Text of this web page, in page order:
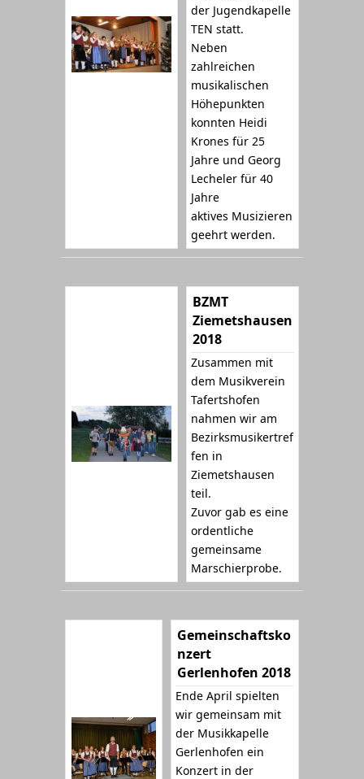
der Jugendkapelle
TEN statt.
Neben
zahlreichen
musikalischen
Höhepunkten
konnten Heidi
Krones für 25
Jahre und Georg
Lecheler für 40
Jahre
aktives Musizieren
geehrt werden.
BZMT
Ziemetshausen
2018
Zusammen mit
dem Musikverein
Tafertshofen
nahmen wir am
Bezirksmusikertref
fen in
Ziemetshausen
teil.
Zuvor gab es eine
ordentliche
gemeinsame
Marschierprobe.
Gemeinschaftsko
nzert
Gerlenhofen 2018
Ende April spielten
wir gemeinsam mit
der Musikkapelle
Gerlenhofen ein
Konzert in der